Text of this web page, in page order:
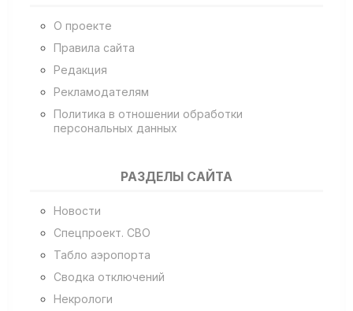
О проекте
Правила сайта
Редакция
Рекламодателям
Политика в отношении обработки
персональных данных
РАЗДЕЛЫ САЙТА
Новости
Спецпроект. СВО
Табло аэропорта
Сводка отключений
Некрологи